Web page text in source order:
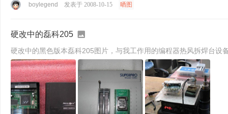
boylegend 发表于 2008-10-15 晒图
硬改中的磊科205
硬改中的黑色版本磊科205图片，与我工作用的编程器热风拆焊台设